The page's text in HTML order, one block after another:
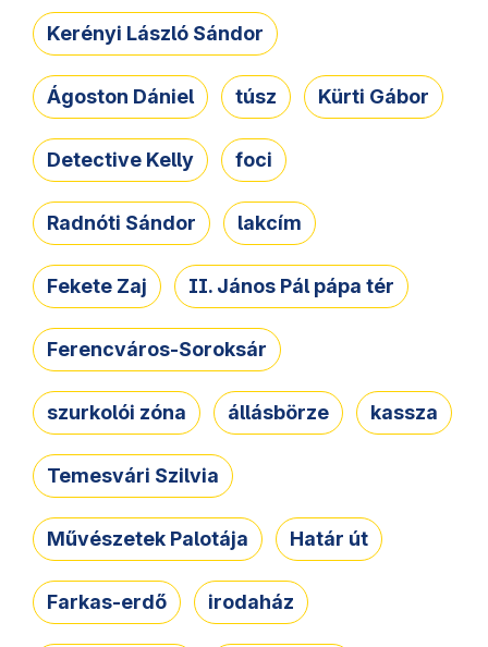
Kerényi László Sándor
Ágoston Dániel túsz Kürti Gábor
Detective Kelly foci
Radnóti Sándor lakcím
Fekete Zaj II. János Pál pápa tér
Ferencváros-Soroksár
szurkolói zóna állásbörze kassza
Temesvári Szilvia
Művészetek Palotája Határ út
Farkas-erdő irodaház